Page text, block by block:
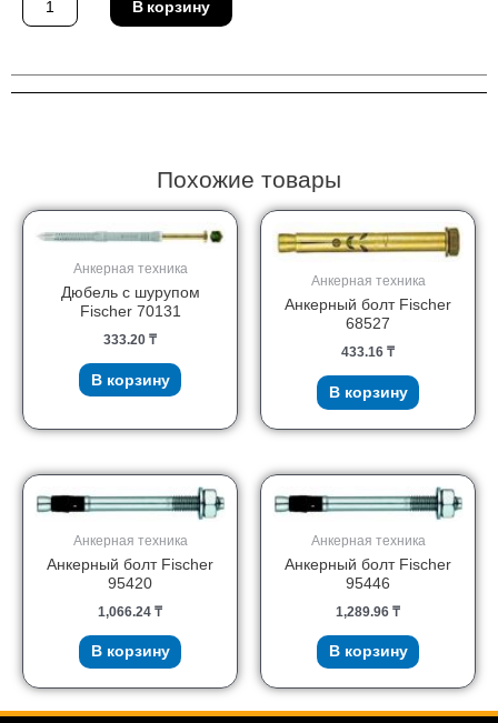
товара
Крепление
80661
В корзину
Похожие товары
Анкерная техника
Дюбель с шурупом
Fischer 70131
333.20 ₸
В корзину
Анкерная техника
Анкерный болт Fischer
68527
433.16 ₸
В корзину
Анкерная техника
Анкерный болт Fischer
95420
1,066.24 ₸
В корзину
Анкерная техника
Анкерный болт Fischer
95446
1,289.96 ₸
В корзину